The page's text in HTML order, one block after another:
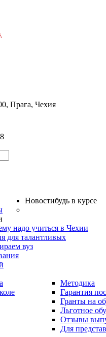
Прага, Чехия
Новостибудь в курсе
надо учиться в Чехии
для талантливых
вуз
Методика
Гарантия
Гранты на
Льготное
Отзывы
Для